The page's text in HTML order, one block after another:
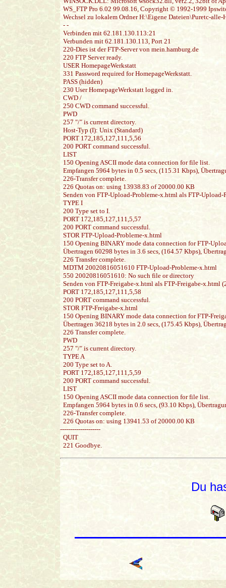
WS_FTP Pro 6.02 99.08.16, Copyright © 1992-1999
Wechsel zu lokalem Ordner H:\Eigene Dateien\Puretc-alle-
- -
Verbinden mit 62.181.130.113:21
Verbunden mit 62.181.130.113, Port 21
220-Dies ist der FTP-Server von mein.hamburg.de
220 FTP Server ready.
USER HomepageWerkstatt
331 Password required for HomepageWerkstatt.
PASS (hidden)
230 User HomepageWerkstatt logged in.
CWD /
250 CWD command successful.
PWD
257 "/" is current directory.
Host-Typ (I): Unix (Standard)
PORT 172,185,127,111,5,56
200 PORT command successful.
LIST
150 Opening ASCII mode data connection for file list.
Empfangen 5964 bytes in 0.5 secs, (115.31 Kbps),
226-Transfer complete.
226 Quotas on: using 13938.83 of 20000.00 KB
Senden von FTP-Upload-Probleme-x.html als FTP-
TYPE I
200 Type set to I.
PORT 172,185,127,111,5,57
200 PORT command successful.
STOR FTP-Upload-Probleme-x.html
150 Opening BINARY mode data connection for FTP-
Übertragen 60298 bytes in 3.6 secs, (164.57 Kbps),
226 Transfer complete.
MDTM 20020816051610 FTP-Upload-Probleme-x.html
550 20020816051610: No such file or directory
Senden von FTP-Freigabe-x.html als FTP-Freigabe-x.html
PORT 172,185,127,111,5,58
200 PORT command successful.
STOR FTP-Freigabe-x.html
150 Opening BINARY mode data connection for FTP-
Übertragen 36218 bytes in 2.0 secs, (175.45 Kbps),
226 Transfer complete.
PWD
257 "/" is current directory.
TYPE A
200 Type set to A.
PORT 172,185,127,111,5,59
200 PORT command successful.
LIST
150 Opening ASCII mode data connection for file list.
Empfangen 5964 bytes in 0.6 secs, (93.10 Kbps),
226-Transfer complete.
226 Quotas on: using 13941.53 of 20000.00 KB
--------------------
QUIT
221 Goodbye.
Du